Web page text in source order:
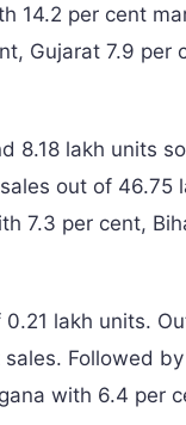
14.2 per cent
Gujarat 7.9 per
8.18 lakh units
out of 46.75
7.3 per cent,
lakh units.
Followed
with 6.4 per